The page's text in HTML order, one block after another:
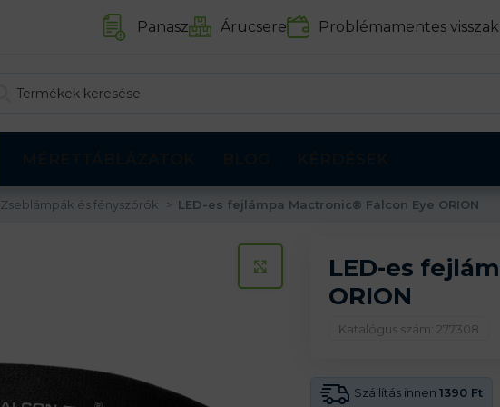
Panasz Árucsere Problémamentes
Zseblámpák és fényszórók LED-es fejlámpa Mactronic® Falcon Eye ORION
KATTINTS A KINAGYÍTÁSHOZ
LED-es
ORION
Katalógus szám: 277308
Szállítás innen 1390 Ft